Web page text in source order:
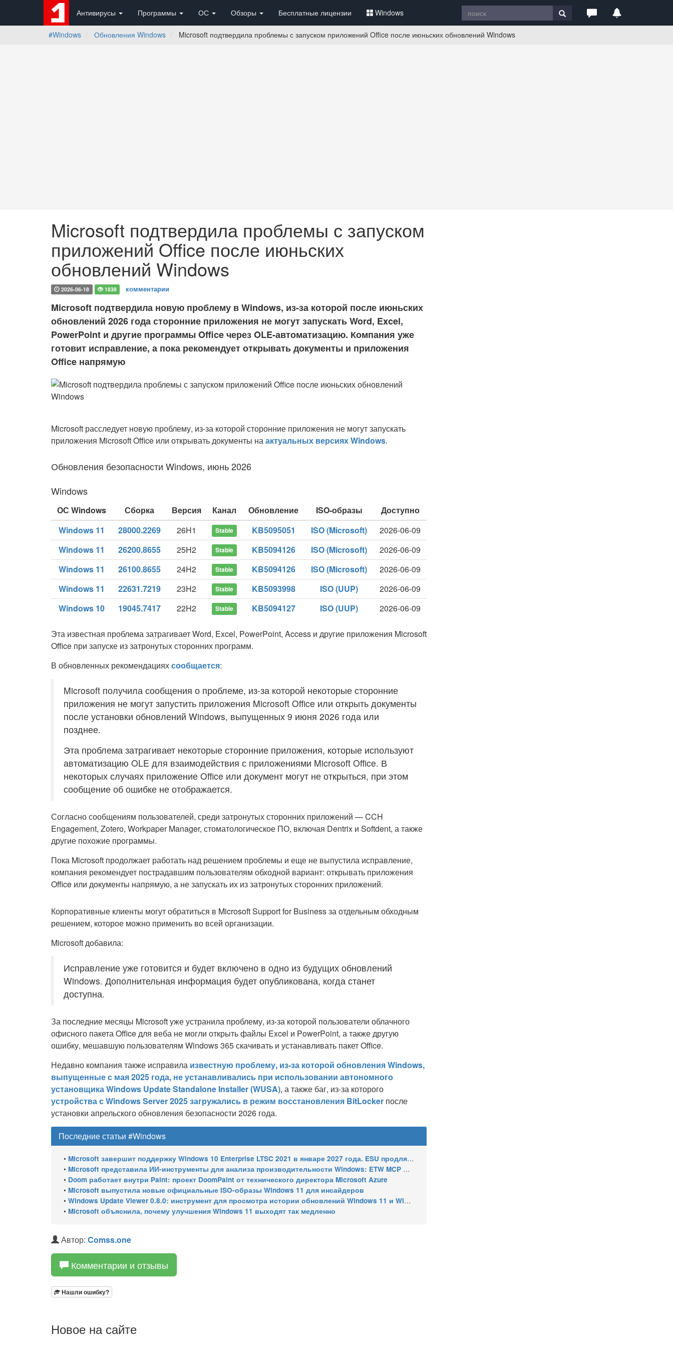
Антивирусы Программы ОС Обзоры Бесплатные лицензии Windows
#Windows Обновления Windows Microsoft подтвердила проблемы с запуском приложений Office после июньских обновлений Windows
Microsoft подтвердила проблемы с запуском
приложений Office после июньских
обновлений Windows
2026-06-18 1838 комментарии
Microsoft подтвердила новую проблему в Windows, из-за которой после июньских
обновлений 2026 года сторонние приложения не могут запускать Word, Excel,
PowerPoint и другие программы Office через OLE-автоматизацию. Компания уже
готовит исправление, а пока рекомендует открывать документы и приложения
Office напрямую
Microsoft расследует новую проблему, из-за которой сторонние приложения не могут запускать
приложения Microsoft Office или открывать документы наактуальных версиях Windows.
Обновления безопасности Windows, июнь 2026
Windows
ОС Windows Сборка Версия Канал Обновление ISO-образы
Доступно
Windows 11
28000.2269 26H1 Stable KB5095051 ISO (Microsoft)
2026-06-09
Windows 11
26200.8655 25H2 Stable KB5094126 ISO (Microsoft)
2026-06-09
Windows 11
26100.8655 24H2 Stable KB5094126 ISO (Microsoft)
2026-06-09
Windows 11
22631.7219 23H2 Stable KB5093998 ISO (UUP)
2026-06-09
Windows 10
19045.7417 22H2 Stable KB5094127 ISO (UUP) 2026-06-09
Эта известная проблема затрагивает Word, Excel, PowerPoint, Access и другие приложения Microsoft
Office при запуске из затронутых сторонних программ.
В обновленных рекомендацияхсообщается:
Microsoft получила сообщения о проблеме, из-за которой некоторые сторонние
приложения не могут запустить приложения Microsoft Office или открыть документы
после установки обновлений Windows, выпущенных 9 июня 2026 года или
позднее.
Эта проблема затрагивает некоторые сторонние приложения, которые используют
автоматизацию OLE для взаимодействия с приложениями Microsoft Office. В
некоторых случаях приложение Office или документ могут не открыться, при этом
сообщение об ошибке не отображается.
Согласно сообщениям пользователей, среди затронутых сторонних приложений — CCH
Engagement, Zotero, Workpaper Manager, стоматологическое ПО, включая Dentrix и Softdent, а также
другие похожие программы.
Пока Microsoft продолжает работать над решением проблемы и еще не выпустила исправление,
компания рекомендует пострадавшим пользователям обходной вариант: открывать приложения
Office или документы напрямую, а не запускать их из затронутых сторонних приложений.
Корпоративные клиенты могут обратиться в Microsoft Support for Business за отдельным обходным
решением, которое можно применить во всей организации.
Microsoft добавила:
Исправление уже готовится и будет включено в одно из будущих обновлений
Windows. Дополнительная информация будет опубликована, когда станет
доступна.
За последние месяцы Microsoft уже устранила проблему, из-за которой пользователи облачного
офисного пакета Office для веба не могли открыть файлы Excel и PowerPoint, а также другую
ошибку, мешавшую пользователям Windows 365 скачивать и устанавливать пакет Office.
Недавно компания также исправила известную проблему, из-за которой обновления Windows,
выпущенные с мая 2025 года, не устанавливались при использовании автономного
установщика Windows Update Standalone Installer (WUSA), а также баг, из-за которого
устройства с Windows Server 2025 загружались в режим восстановления BitLocker после
установки апрельского обновления безопасности 2026 года.
Последние статьи #Windows
• Microsoft завершит поддержку Windows 10 Enterprise LTSC 2021 в январе 2027 года. ESU продлят обновления до января 2030 года
• Microsoft представила ИИ-инструменты для анализа производительности Windows: ETW MCP и WPA MCP
• Doom работает внутри Paint: проект DoomPaint от технического директора Microsoft Azure
• Microsoft выпустила новые официальные ISO-образы Windows 11 для инсайдеров
• Windows Update Viewer 0.8.0: инструмент для просмотра истории обновлений Windows 11 и Windows 10 получил улучшения
• Microsoft объяснила, почему улучшения Windows 11 выходят так медленно
Автор: Comss.one